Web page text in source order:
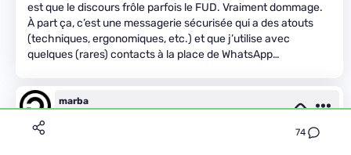
74
est que le discours frôle parfois le FUD. Vraiment dommage.
À part ça, c’est une messagerie sécurisée qui a des atouts
(techniques, ergonomiques, etc.) et que j’utilise avec
quelques (rares) contacts à la place de WhatsApp…
marba
Le 02/12/2021 à 14h55